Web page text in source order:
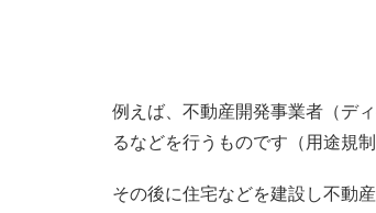
例えば、不動産開発事業者（デ
るなどを行うものです（用途規制
その後に住宅などを建設し不動